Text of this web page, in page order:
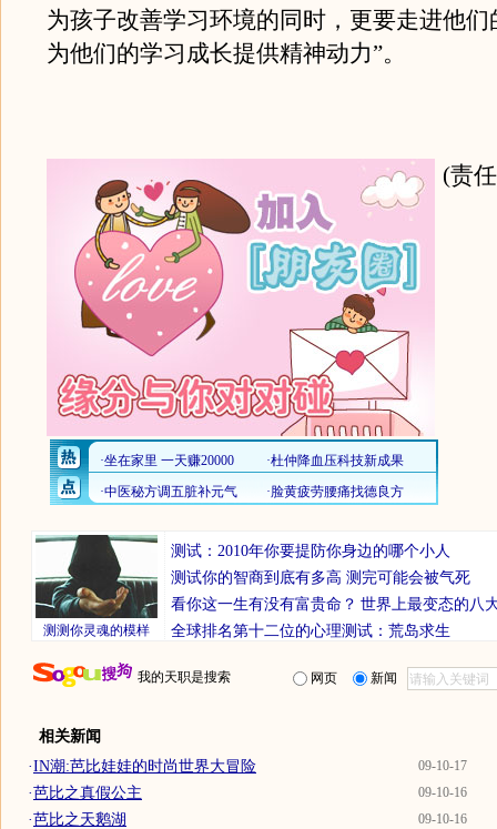
为孩子改善学习环境的同时，更要走进他们
为他们的学习成长提供精神动力”。
(责
测测你灵魂的模样
测试：2010年你要提防你身边的哪个小人
测试你的智商到底有多高 测完可能会被气死
看你这一生有没有富贵命？ 世界上最变态的八
全球排名第十二位的心理测试：荒岛求生
我的天职是搜索 网页 新闻
相关新闻
09-10-17
·IN潮:芭比娃娃的时尚世界大冒险
09-10-16
·芭比之真假公主
09-10-16
·芭比之天鹅湖